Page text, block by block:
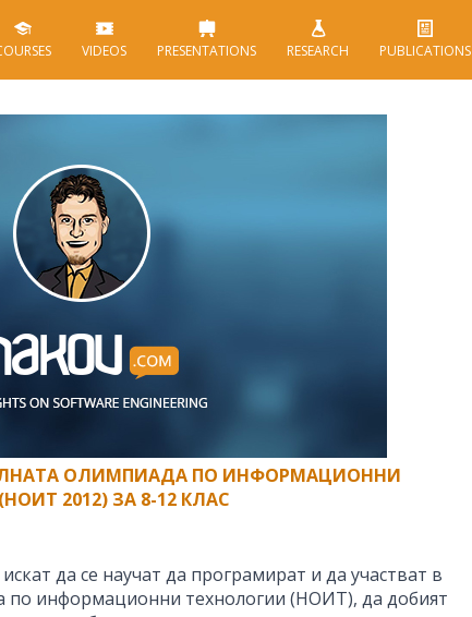
VIDEOS PRESENTATIONS RESEARCH PUBLICATIONS
ОЛИМПИАДА ПО ИНФОРМАЦИОННИ
2012) ЗА 8-12 КЛАС
да се научат да програмират и да участват в
по информационни технологии (НОИТ), да добият